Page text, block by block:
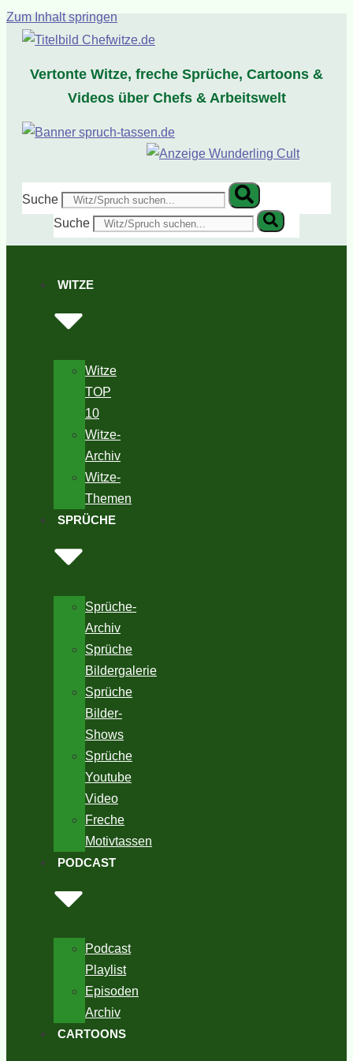
Zum Inhalt springen
Vertonte Witze, freche Sprüche, Cartoons &
Videos über Chefs & Arbeitswelt
Suche
Suche
WITZE
Witze
TOP
10
Witze-
Archiv
Witze-
Themen
SPRÜCHE
Sprüche-
Archiv
Sprüche
Bildergalerie
Sprüche
Bilder-
Shows
Sprüche
Youtube
Video
Freche
Motivtassen
PODCAST
Podcast
Playlist
Episoden
Archiv
CARTOONS